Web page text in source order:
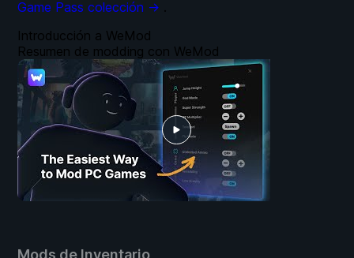
Mods de Inventario
Introducción a WeMod
Resumen de modding con WeMod
Game Pass colección → .